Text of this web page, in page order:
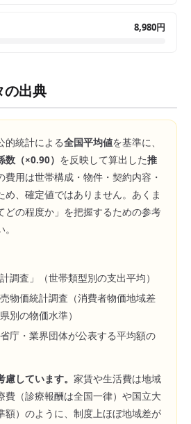
8,980円
の出典
的統計による全国平均値を基準に、
数（×0.90） を反映して算出した推
費用は世帯構成・物件・契約内容・
め、確定値ではありません。あくま
どの程度か」を把握するための参考
調査」（世帯類型別の支出平均）
物価統計調査（消費者物価地域差
別の物価水準）
庁・業界団体が公表する平均額の
しています。 家賃や生活費は地域
費（診療報酬は全国一律）や国立大
額）のように、制度上ほぼ地域差が